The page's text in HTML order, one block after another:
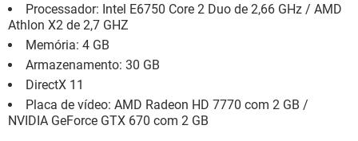
Processador: Intel E6750 Core 2 Duo de 2,66 GHz / AMD
Athlon X2 de 2,7 GHZ
Memória: 4 GB
Armazenamento: 30 GB
DirectX 11
Placa de vídeo: AMD Radeon HD 7770 com 2 GB /
NVIDIA GeForce GTX 670 com 2 GB